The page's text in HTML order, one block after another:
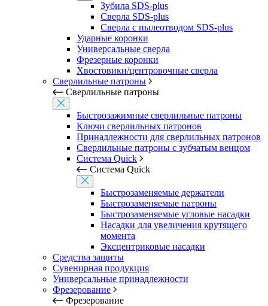
Зубила SDS-plus
Сверла SDS-plus
Сверла с пылеотводом SDS-plus
Ударные коронки
Универсальные сверла
Фрезерные коронки
Хвостовики/центровочные сверла
Сверлильные патроны
Сверлильные патроны
Быстрозажимные сверлильные патроны
Ключи сверлильных патронов
Принадлежности для сверлильных патронов
Сверлильные патроны с зубчатым венцом
Система Quick
Система Quick
Быстрозаменяемые держатели
Быстрозаменяемые патроны
Быстрозаменяемые угловые насадки
Насадки для увеличения крутящего
момента
Эксцентриковые насадки
Средства защиты
Сувенирная продукция
Универсальные принадлежности
Фрезерование
Фрезерование